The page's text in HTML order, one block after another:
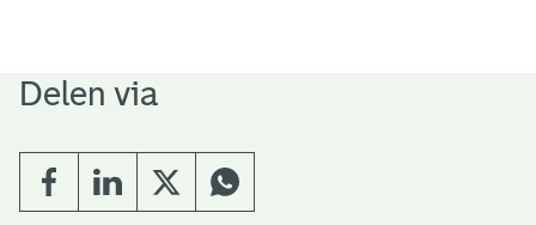
Delen via